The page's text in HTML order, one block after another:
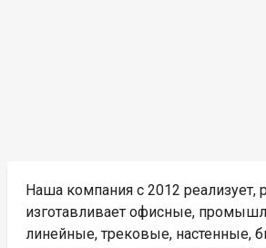
Наша компания с 2012 реализует,
изготавливает офисные,
линейные, трековые, настенные,